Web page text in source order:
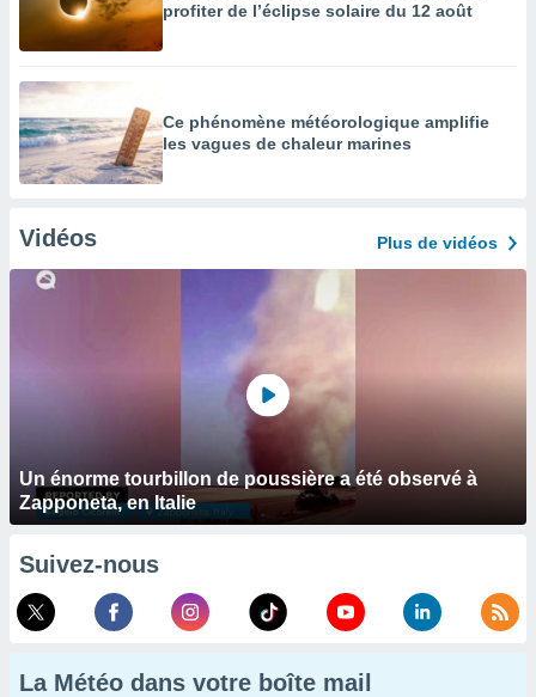
profiter de l’éclipse solaire du 12 août
Ce phénomène météorologique amplifie
les vagues de chaleur marines
Vidéos Plus de vidéos
Un énorme tourbillon de poussière a été observé à
Zapponeta, en Italie
Suivez-nous
La Météo dans votre boîte mail